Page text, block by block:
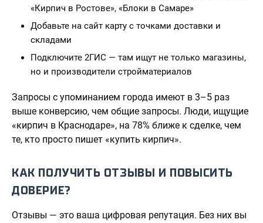
«Кирпич в Ростове», «Блоки в Самаре»
Добавьте на сайт карту с точками доставки и
складами
Подключите 2ГИС — там ищут не только магазины,
но и производители стройматериалов
Запросы с упоминанием города имеют в 3–5 раз
выше конверсию, чем общие запросы. Люди, ищущие
«кирпич в Краснодаре», на 78% ближе к сделке, чем
те, кто просто пишет «купить кирпич».
КАК ПОЛУЧИТЬ ОТЗЫВЫ И ПОВЫСИТЬ
ДОВЕРИЕ?
Отзывы — это ваша цифровая репутация. Без них вы